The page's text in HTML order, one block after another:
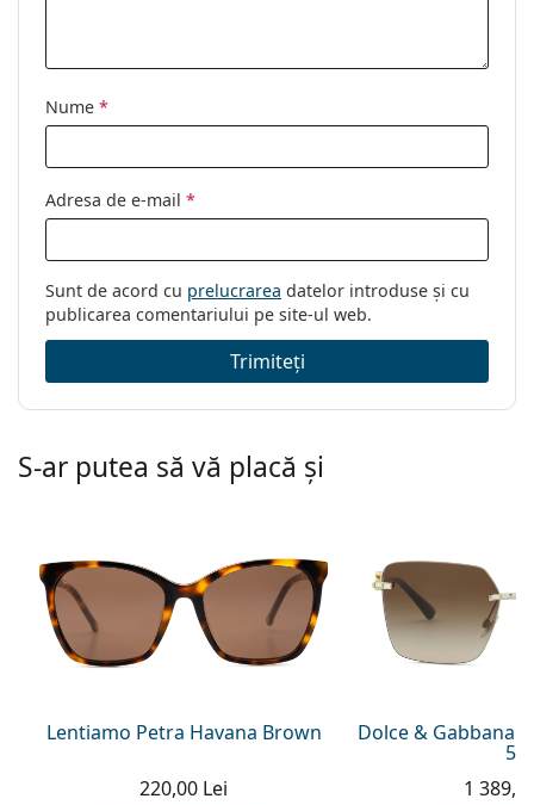
Nume *
Adresa de e-mail *
Sunt de acord cu prelucrarea datelor introduse și cu
publicarea comentariului pe site-ul web.
Trimiteți
S-ar putea să vă placă și
Lentiamo Petra Havana Brown
220,00 Lei
Dolce & Gabbana
59
1